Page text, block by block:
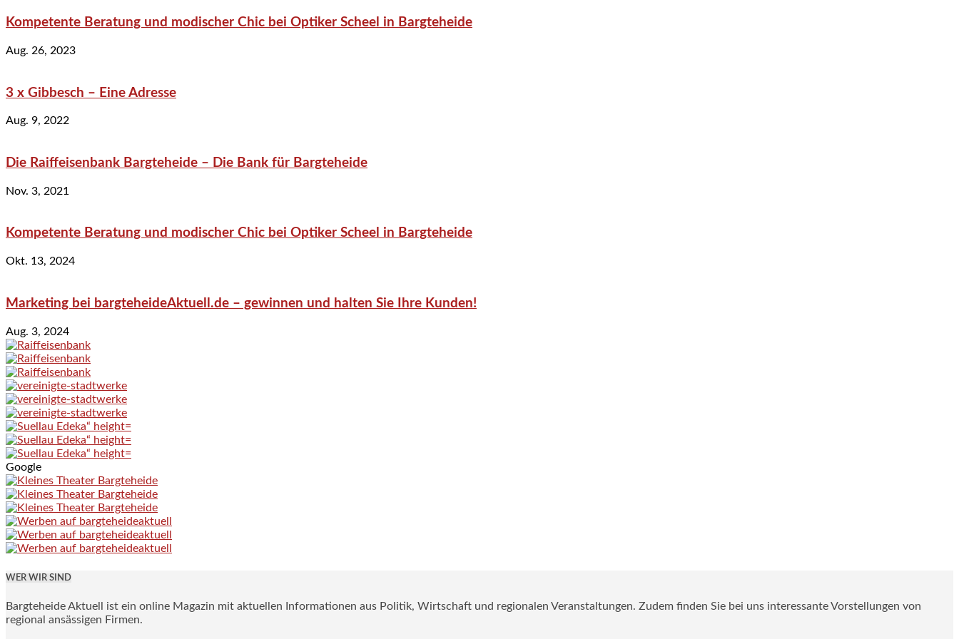
Kompetente Beratung und modischer Chic bei Optiker Scheel in Bargteheide
Aug. 26, 2023
3 x Gibbesch – Eine Adresse
Aug. 9, 2022
Die Raiffeisenbank Bargteheide – Die Bank für Bargteheide
Nov. 3, 2021
Kompetente Beratung und modischer Chic bei Optiker Scheel in Bargteheide
Okt. 13, 2024
Marketing bei bargteheideAktuell.de – gewinnen und halten Sie Ihre Kunden!
Aug. 3, 2024
Google
WER WIR SIND
Bargteheide Aktuell ist ein online Magazin mit aktuellen Informationen aus Politik, Wirtschaft und regionalen Veranstaltungen. Zudem finden Sie bei uns interessante Vorstellungen von
regional ansässigen Firmen.